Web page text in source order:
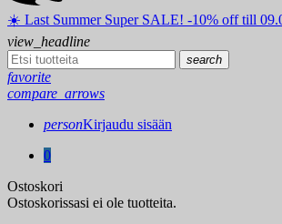
☀️ ️Last Summer Super SALE! -10% off till
view_headline
search
favorite
compare_arrows
personKirjaudu sisään
0
Ostoskori
Ostoskorissasi ei ole tuotteita.